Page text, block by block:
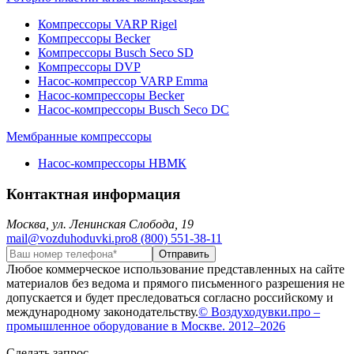
Компрессоры VARP Rigel
Компрессоры Becker
Компрессоры Busch Seco SD
Компрессоры DVP
Насос-компрессор VARP Emma
Насос-компрессоры Becker
Насос-компрессоры Busch Seco DC
Мембранные компрессоры
Насос-компрессоры НВМК
Контактная информация
Москва, ул. Ленинская Слобода, 19
mail@vozduhoduvki.pro8 (800) 551-38-11
Любое коммерческое использование представленных на сайте
материалов без ведома и прямого письменного разрешения не
допускается и будет преследоваться согласно российскому и
международному законодательству.© Воздуходувки.про –
промышленное оборудование в Москве. 2012–2026